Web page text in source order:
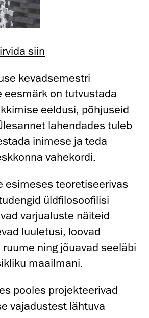
siin
kevadsemestri
eesmärk on tutvustada
eeldusi, põhjuseid
lahendades tuleb
inimese ja teda
vahekordi.
esimeses teoretiseerivas
üldfilosoofilisi
varjualuste näiteid
luuletusi, loovad
ning jõuavad seeläbi
maailmani.
pooles projekteerivad
vajadustest lähtuva